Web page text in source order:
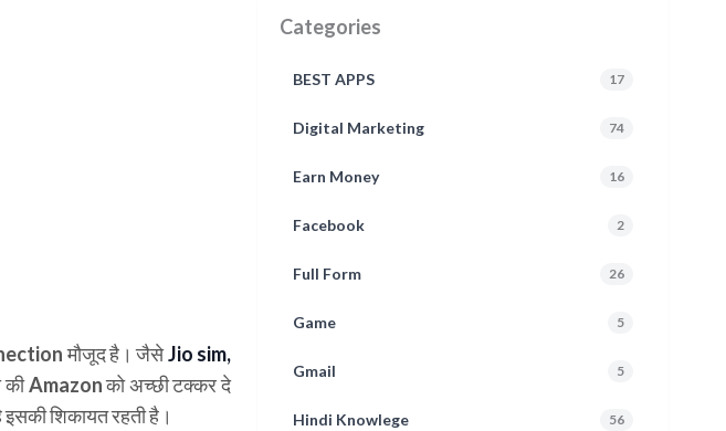
मौजूद है। जैसेJio sim,
Amazon को अच्छी टक्कर दे
इसकी शिकायत रहती है।
Categories
BEST APPS 17
Digital Marketing 74
Earn Money 16
Facebook 2
Full Form 26
Game 5
Gmail 5
Hindi Knowlege 56